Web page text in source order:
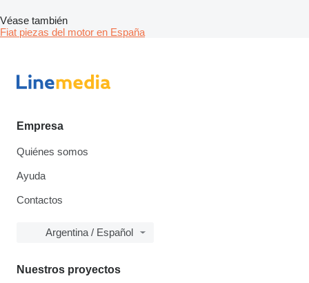
Véase también
Fiat piezas del motor en España
Empresa
Quiénes somos
Ayuda
Contactos
Argentina / Español
Nuestros proyectos